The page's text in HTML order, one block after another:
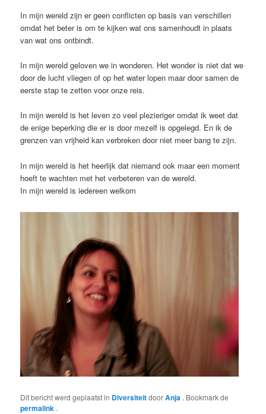
In mijn wereld zijn er geen conflicten op basis van verschillen
omdat het beter is om te kijken wat ons samenhoudt in plaats
van wat ons ontbindt.
In mijn wereld geloven we in wonderen. Het wonder is niet dat we
door de lucht vliegen of op het water lopen maar door samen de
eerste stap te zetten voor onze reis.
In mijn wereld is het leven zo veel plezieriger omdat ik weet dat
de enige beperking die er is door mezelf is opgelegd. En ik de
grenzen van vrijheid kan verbreken door niet meer bang te zijn.
In mijn wereld is het heerlijk dat niemand ook maar een moment
hoeft te wachten met het verbeteren van de wereld.
In mijn wereld is iedereen welkom
Dit bericht werd geplaatst in DiversiteitdoorAnja . Bookmark de
permalink .